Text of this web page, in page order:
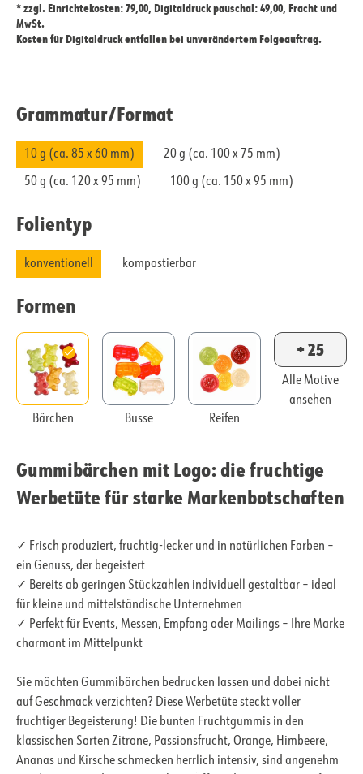
* zzgl. Einrichtekosten: 79,00, Digitaldruck pauschal: 49,00, Fracht und
MwSt.
Kosten für Digitaldruck entfallen bei unverändertem Folgeauftrag.
Grammatur/​Format
10 g (ca. 85 x 60 mm) 20 g (ca. 100 x 75 mm)
50 g (ca. 120 x 95 mm) 100 g (ca. 150 x 95 mm)
Folientyp
konventionell kompostierbar
Formen
Bärchen Busse Reifen
+ 25
Alle Motive
ansehen
Gummibärchen mit Logo: die fruchtige
Werbetüte für starke Markenbotschaften
✓ Frisch produziert, fruchtig-lecker und in natürlichen Farben –
ein Genuss, der begeistert
✓ Bereits ab geringen Stückzahlen individuell gestaltbar – ideal
für kleine und mittelständische Unternehmen
✓ Perfekt für Events, Messen, Empfang oder Mailings – Ihre Marke
charmant im Mittelpunkt
Sie möchten Gummibärchen bedrucken lassen und dabei nicht
auf Geschmack verzichten? Diese Werbetüte steckt voller
fruchtiger Begeisterung! Die bunten Fruchtgummis in den
klassischen Sorten Zitrone, Passionsfrucht, Orange, Himbeere,
Ananas und Kirsche schmecken herrlich intensiv, sind angenehm